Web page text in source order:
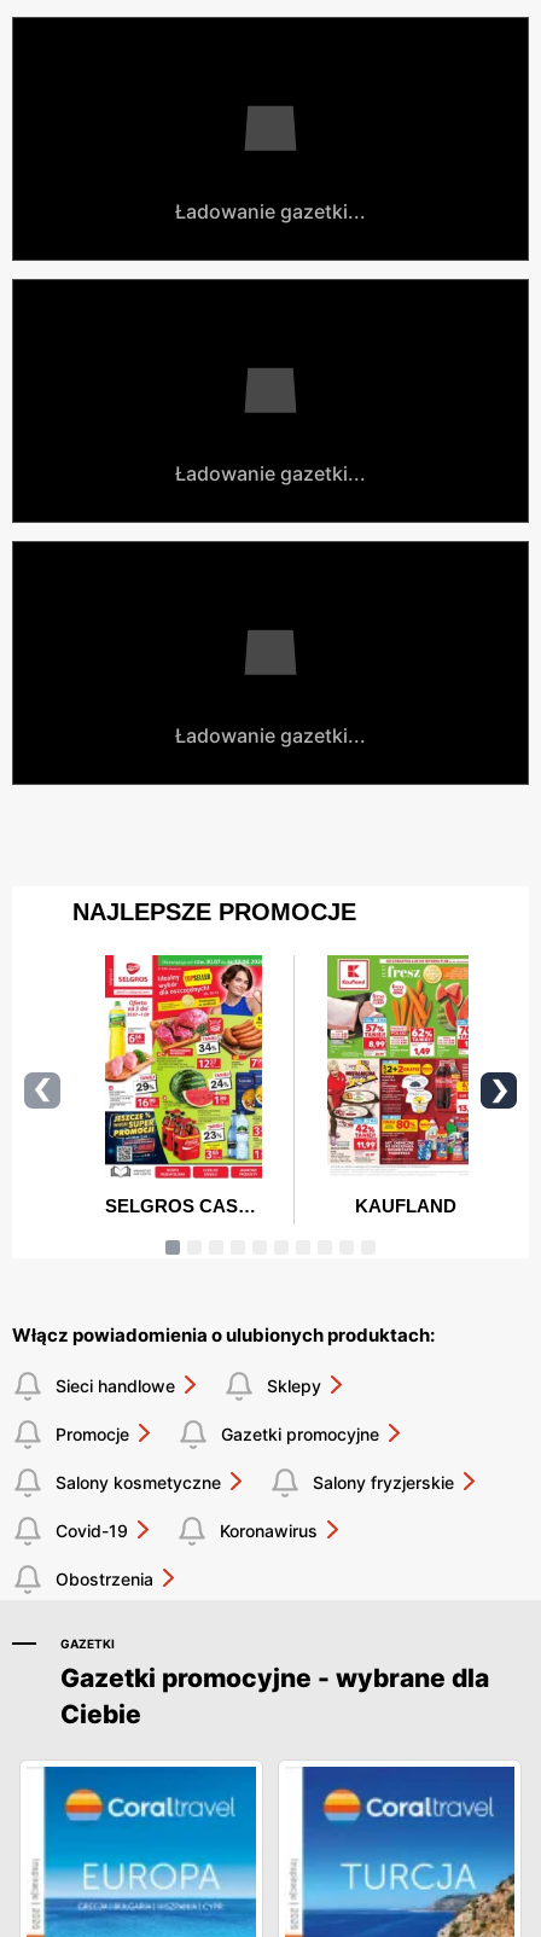
Ładowanie gazetki...
Ładowanie gazetki...
Ładowanie gazetki...
Włącz powiadomienia o ulubionych produktach:
Sieci handlowe Sklepy
Promocje Gazetki promocyjne
Salony kosmetyczne Salony fryzjerskie
Covid-19 Koronawirus
Obostrzenia
GAZETKI
Gazetki promocyjne - wybrane dla
Ciebie